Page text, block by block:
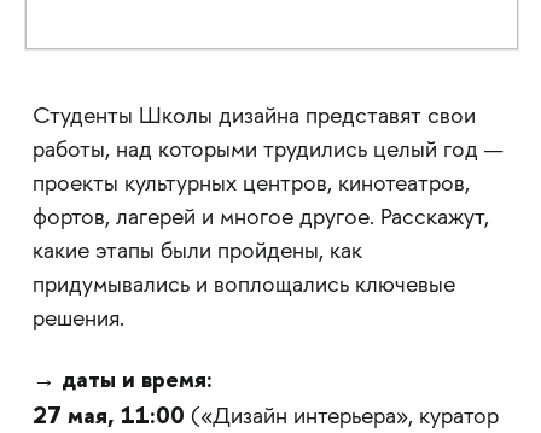
Студенты Школы дизайна представят свои
работы, над которыми трудились целый год —
проекты культурных центров, кинотеатров,
фортов, лагерей и многое другое. Расскажут,
какие этапы были пройдены, как
придумывались и воплощались ключевые
решения.
→ даты и время:
27 мая, 11:00 («Дизайн интерьера», куратор